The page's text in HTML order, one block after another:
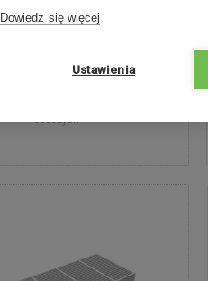
roboczych
Dowiedz się więcej
Ustawienia